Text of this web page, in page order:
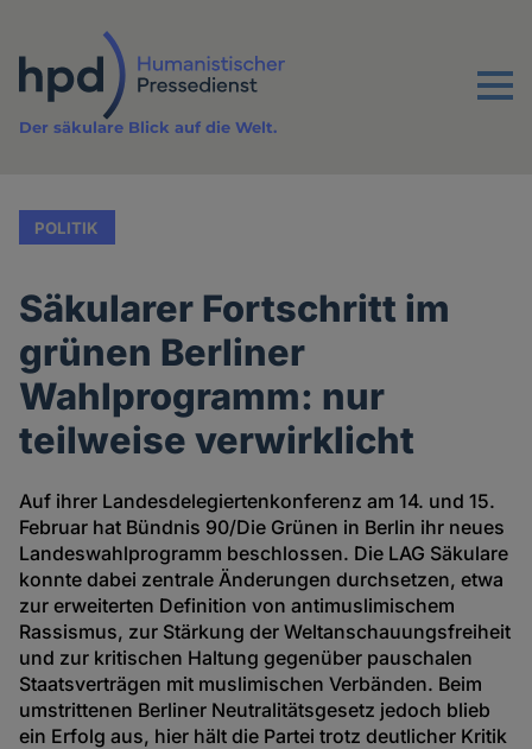
Inhalt
Menu
Der säkulare Blick auf die Welt.
POLITIK
Säkularer Fortschritt im
grünen Berliner
Wahlprogramm: nur
teilweise verwirklicht
Auf ihrer Landesdelegiertenkonferenz am 14. und 15.
Februar hat Bündnis 90/Die Grünen in Berlin ihr neues
Landeswahlprogramm beschlossen. Die LAG Säkulare
konnte dabei zentrale Änderungen durchsetzen, etwa
zur erweiterten Definition von antimuslimischem
Rassismus, zur Stärkung der Weltanschauungsfreiheit
und zur kritischen Haltung gegenüber pauschalen
Staatsverträgen mit muslimischen Verbänden. Beim
umstrittenen Berliner Neutralitätsgesetz jedoch blieb
ein Erfolg aus, hier hält die Partei trotz deutlicher Kritik